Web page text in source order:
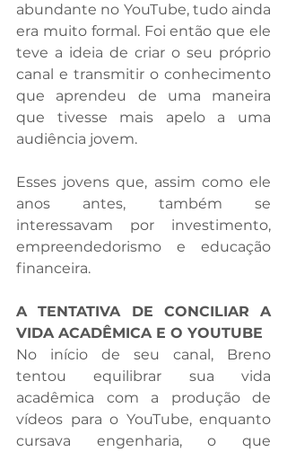
abundante no YouTube, tudo ainda
era muito formal. Foi então que ele
teve a ideia de criar o seu próprio
canal e transmitir o conhecimento
que aprendeu de uma maneira
que tivesse mais apelo a uma
audiência jovem.
Esses jovens que, assim como ele
anos antes, também se
interessavam por investimento,
empreendedorismo e educação
financeira.
A TENTATIVA DE CONCILIAR A
VIDA ACADÊMICA E O YOUTUBE
No início de seu canal, Breno
tentou equilibrar sua vida
acadêmica com a produção de
vídeos para o YouTube, enquanto
cursava engenharia, o que